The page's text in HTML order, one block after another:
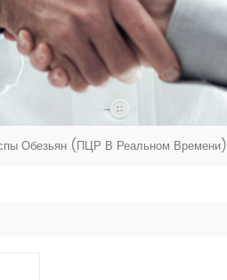
Обезьян (ПЦР В Реальном Времени)